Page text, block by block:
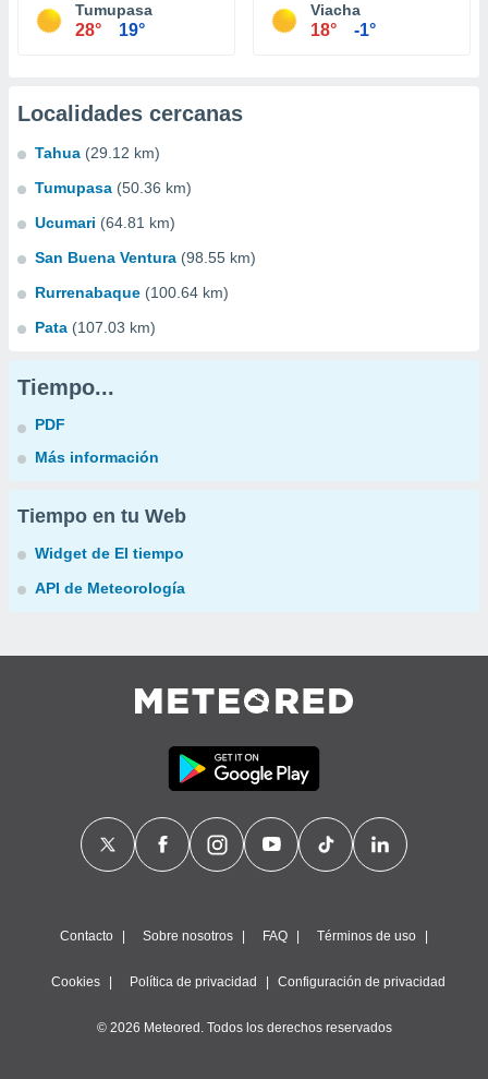
Tumupasa
28° 19°
Viacha
18° -1°
Localidades cercanas
Tahua (29.12 km)
Tumupasa (50.36 km)
Ucumari (64.81 km)
San Buena Ventura (98.55 km)
Rurrenabaque (100.64 km)
Pata (107.03 km)
Tiempo...
PDF
Más información
Tiempo en tu Web
Widget de El tiempo
API de Meteorología
Contacto Sobre nosotros FAQ Términos de uso
Cookies Política de privacidad Configuración de privacidad
© 2026 Meteored. Todos los derechos reservados